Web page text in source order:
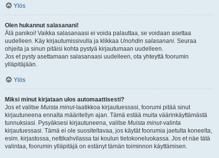
Ylös
Olen hukannut salasanani!
Älä panikoi! Vaikka salasanaasi ei voida palauttaa, se voidaan asettaa
uudelleen. Käy kirjautumissivulla ja klikkaa Unohdin salasanani. Seuraa
ohjeita ja sinun pitäisi kohta pystyä kirjautumaan uudelleen.
Jos et pysty asettamaan salasanaasi uudelleen, ota yhteyttä foorumin
ylläpitäjään.
Ylös
Miksi minut kirjataan ulos automaattisesti?
Jos et valitse Muista minut-laatikkoa kirjautuessasi, foorumi pitää sinut
kirjautuneena ennalta määritellyn ajan. Tämä estää muita väärinkäyttämästä
tunnuksiasi. Pysyäksesi kirjautuneena, valitse Muista minut-valinta
kirjautuessasi. Tämä ei ole suositeltavaa, jos käytät foorumia jaetulta koneelta,
esim. kirjastossa, nettikahvilassa tai koulun tietokoneluokassa. Jos et näe tätä
valintaa, foorumin ylläpitäjä on estänyt tämän toiminnon käyttämisen.